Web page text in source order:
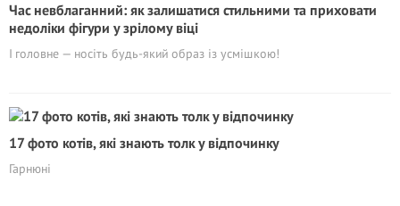
Час невблаганний: як залишатися стильними та приховати
недoліки фігури у зрілому віці
І головне — носіть будь-який образ із усмішкою!
17 фото котів, які знають толк у відпочинку
Гарнюні